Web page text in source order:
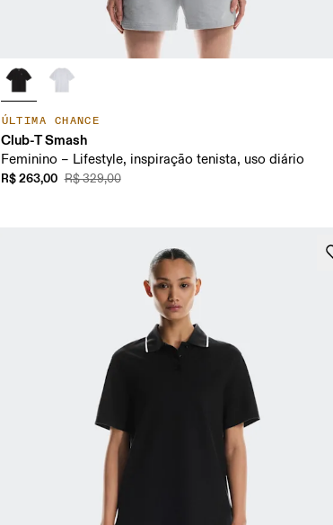
ÚLTIMA CHANCE
Club-T Smash
Feminino – Lifestyle, inspiração tenista, uso diário
R$ 263,00 R$ 329,00